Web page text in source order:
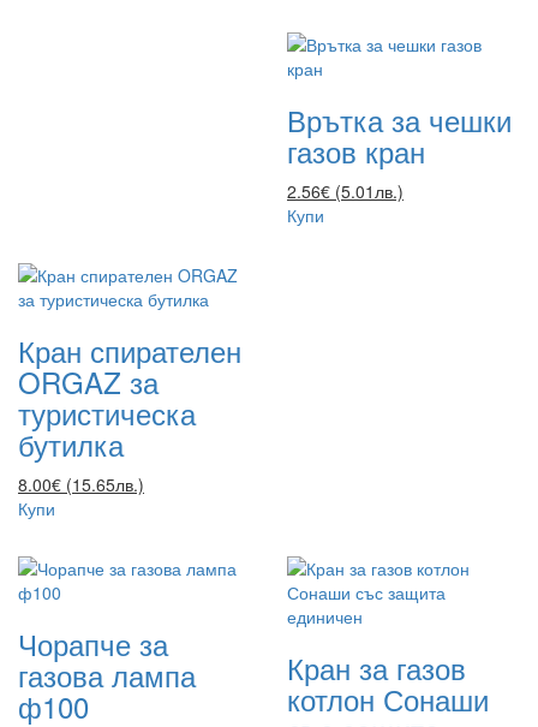
Врътка за чешки
газов кран
2.56€ (5.01лв.)
Купи
Кран спирателен
ORGAZ за
туристическа
бутилка
8.00€ (15.65лв.)
Купи
Чорапче за
газова лампа
ф100
Кран за газов
котлон Сонаши